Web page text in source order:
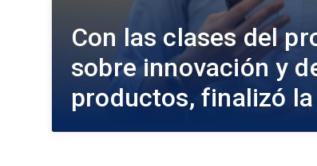
Con las clases del
sobre innovación y
productos, finalizó la